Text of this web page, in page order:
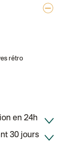
rétro
en 24h
30 jours